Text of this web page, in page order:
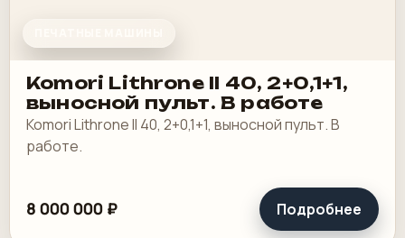
Komori Lithrone II 40, 2+0,1+1,
выносной пульт. В работе
Komori Lithrone II 40, 2+0,1+1, выносной пульт. В
работе.
8 000 000 ₽ Подробнее